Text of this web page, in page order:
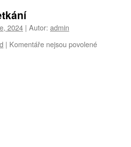
2024 | Autor: admin
| Komentáře nejsou povolenéu